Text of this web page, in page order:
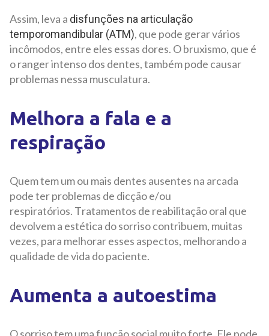
Assim, leva a disfunções na articulação
temporomandibular (ATM), que pode gerar vários
incômodos, entre eles essas dores. O bruxismo, que é
o ranger intenso dos dentes, também pode causar
problemas nessa musculatura.
Melhora a fala e a
respiração
Quem tem um ou mais dentes ausentes na arcada
pode ter problemas de dicção e/ou
respiratórios. Tratamentos de reabilitação oral que
devolvem a estética do sorriso contribuem, muitas
vezes, para melhorar esses aspectos, melhorando a
qualidade de vida do paciente.
Aumenta a autoestima